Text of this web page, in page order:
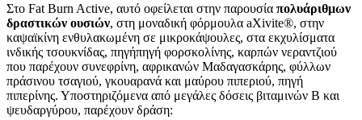
Στο Fat Burn Active, αυτό οφείλεται στην παρουσία πολυάριθμων
δραστικών ουσιών, στη μοναδική φόρμουλα aXivite®, στην
καψαϊκίνη ενθυλακωμένη σε μικροκάψουλες, στα εκχυλίσματα
ινδικής τσουκνίδας, πηγήπηγή φορσκολίνης, καρπών νεραντζιού
που παρέχουν συνεφρίνη, αφρικανών Μαδαγασκάρης, φύλλων
πράσινου τσαγιού, γκουαρανά και μαύρου πιπεριού, πηγή
πιπερίνης. Υποστηριζόμενα από μεγάλες δόσεις βιταμινών Β και
ψευδαργύρου, παρέχουν δράση: